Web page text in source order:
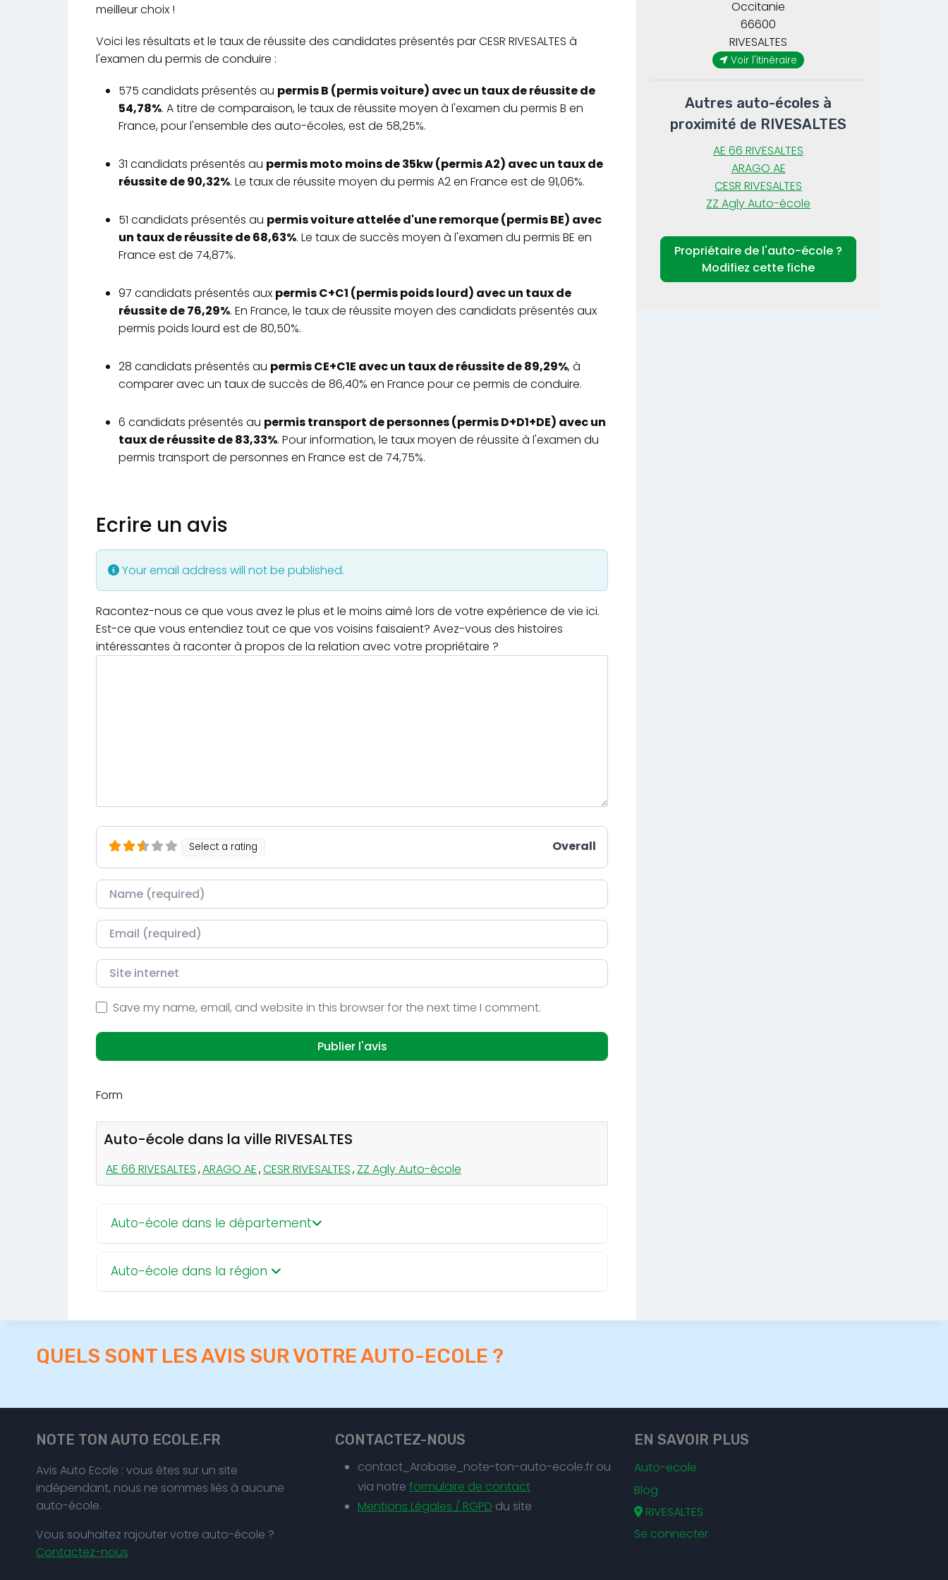
meilleur choix !
Voici les résultats et le taux de réussite des candidates présentés par CESR RIVESALTES à
l'examen du permis de conduire :
575 candidats présentés au permis B (permis voiture) avec un taux de réussite de
54,78%. A titre de comparaison, le taux de réussite moyen à l'examen du permis B en
France, pour l'ensemble des auto-écoles, est de 58,25%.
31 candidats présentés au permis moto moins de 35kw (permis A2) avec un taux de
réussite de 90,32%. Le taux de réussite moyen du permis A2 en France est de 91,06%.
51 candidats présentés au permis voiture attelée d'une remorque (permis BE) avec
un taux de réussite de 68,63%. Le taux de succès moyen à l'examen du permis BE en
France est de 74,87%.
97 candidats présentés aux permis C+C1 (permis poids lourd) avec un taux de
réussite de 76,29%. En France, le taux de réussite moyen des candidats présentés aux
permis poids lourd est de 80,50%.
28 candidats présentés au permis CE+C1E avec un taux de réussite de 89,29%, à
comparer avec un taux de succès de 86,40% en France pour ce permis de conduire.
6 candidats présentés au permis transport de personnes (permis D+D1+DE) avec un
taux de réussite de 83,33%. Pour information, le taux moyen de réussite à l'examen du
permis transport de personnes en France est de 74,75%.
Ecrire un avis
Your email address will not be published.
Racontez-nous ce que vous avez le plus et le moins aimé lors de votre expérience de vie ici.
Est-ce que vous entendiez tout ce que vos voisins faisaient? Avez-vous des histoires
intéressantes à raconter à propos de la relation avec votre propriétaire ?
Select a rating Overall
Nom
Courriel
Site internet
Save my name, email, and website in this browser for the next time I comment.
Form
Auto-école dans la ville RIVESALTES
AE 66 RIVESALTES,ARAGO AE,CESR RIVESALTES,ZZ Agly Auto-école
Auto-école dans le département
Auto-école dans la région
RIVESALTES
Occitanie
66600
Voir l'itinéraire
Autres auto-écoles à
proximité de RIVESALTES
AE 66 RIVESALTES
ARAGO AE
CESR RIVESALTES
ZZ Agly Auto-école
Propriétaire de l'auto-école ?
Modifiez cette fiche
QUELS SONT LES AVIS SUR VOTRE AUTO-ECOLE ?
NOTE TON AUTO ECOLE.FR
Avis Auto Ecole : vous êtes sur un site
indépendant, nous ne sommes liés à aucune
auto-école.
Vous souhaitez rajouter votre auto-école ?
Contactez-nous
CONTACTEZ-NOUS
contact_Arobase_note-ton-auto-ecole.fr ou
via notre formulaire de contact
Mentions Légales / RGPD du site
EN SAVOIR PLUS
Auto-ecole
Blog
RIVESALTES
Se connecter